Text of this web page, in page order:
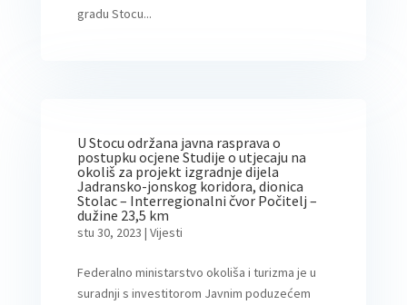
gradu Stocu...
U Stocu održana javna rasprava o
postupku ocjene Studije o utjecaju na
okoliš za projekt izgradnje dijela
Jadransko-jonskog koridora, dionica
Stolac – Interregionalni čvor Počitelj –
dužine 23,5 km
stu 30, 2023 | Vijesti
Federalno ministarstvo okoliša i turizma je u
suradnji s investitorom Javnim poduzećem